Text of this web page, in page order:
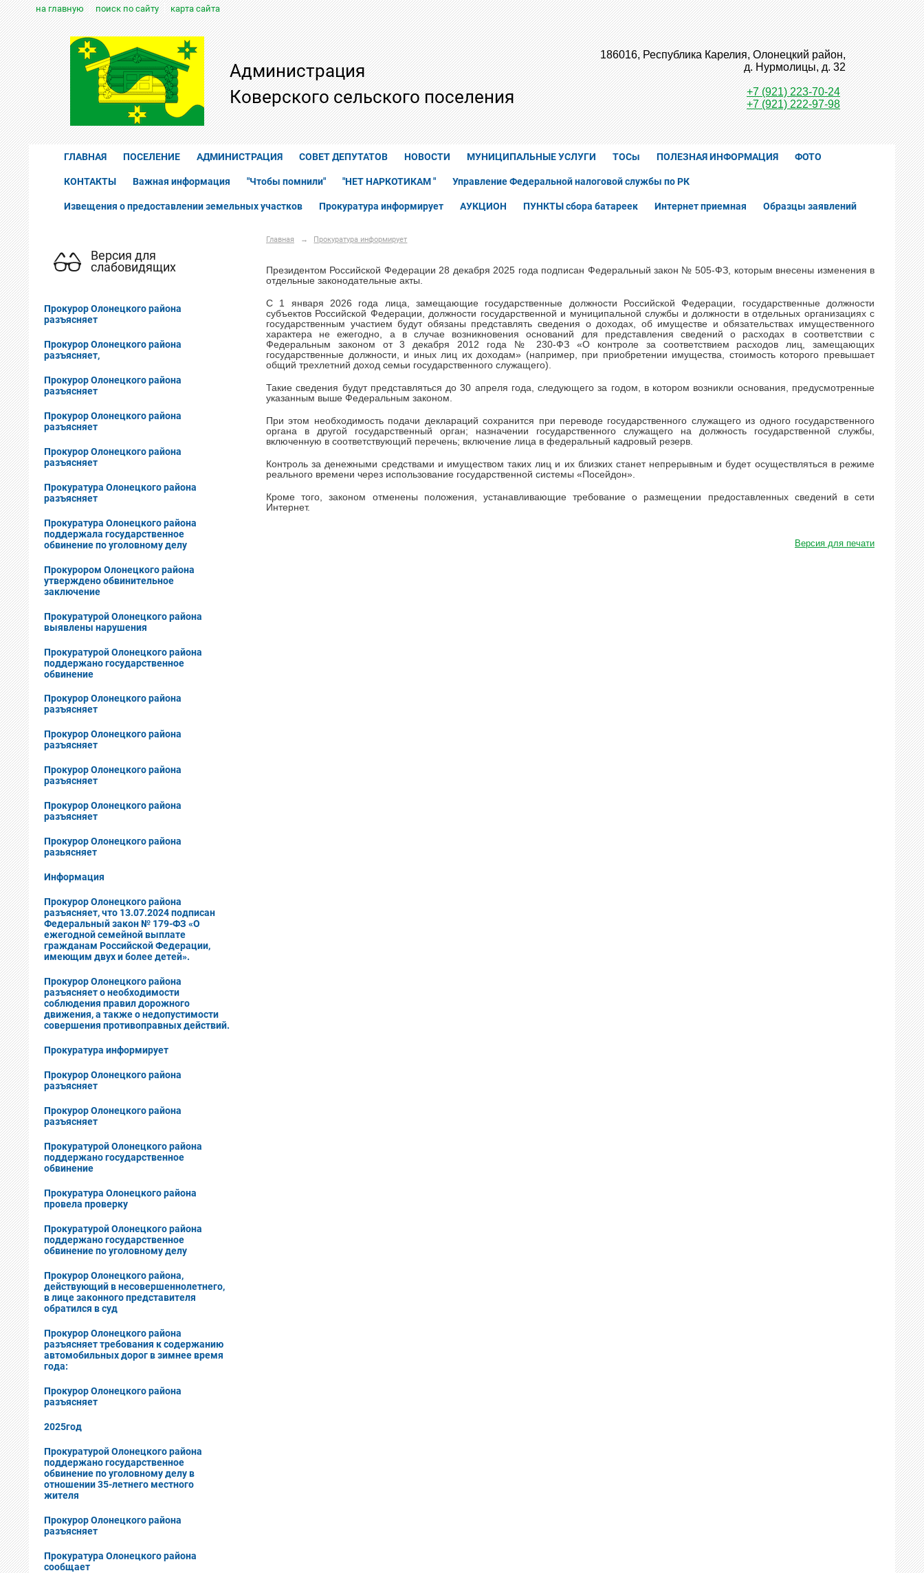
на главную поиск по сайту карта сайта
Администрация
Коверского сельского поселения
186016, Республика Карелия, Олонецкий район,
д. Нурмолицы, д. 32
+7 (921) 223-70-24
+7 (921) 222-97-98
ГЛАВНАЯ ПОСЕЛЕНИЕ АДМИНИСТРАЦИЯ СОВЕТ ДЕПУТАТОВ НОВОСТИ МУНИЦИПАЛЬНЫЕ УСЛУГИ ТОСы ПОЛЕЗНАЯ ИНФОРМАЦИЯ ФОТО
КОНТАКТЫ Важная информация "Чтобы помнили" "НЕТ НАРКОТИКАМ " Управление Федеральной налоговой службы по РК
Извещения о предоставлении земельных участков Прокуратура информирует АУКЦИОН ПУНКТЫ сбора батареек Интернет приемная Образцы заявлений
Версия для
слабовидящих
Прокурор Олонецкого района
разъясняет
Прокурор Олонецкого района
разъясняет,
Прокурор Олонецкого района
разъясняет
Прокурор Олонецкого района
разъясняет
Прокурор Олонецкого района
разъясняет
Прокуратура Олонецкого района
разъясняет
Прокуратура Олонецкого района
поддержала государственное
обвинение по уголовному делу
Прокурором Олонецкого района
утверждено обвинительное
заключение
Прокуратурой Олонецкого района
выявлены нарушения
Прокуратурой Олонецкого района
поддержано государственное
обвинение
Прокурор Олонецкого района
разъясняет
Прокурор Олонецкого района
разъясняет
Прокурор Олонецкого района
разъясняет
Прокурор Олонецкого района
разъясняет
Прокурор Олонецкого района
разьясняет
Информация
Прокурор Олонецкого района
разъясняет, что 13.07.2024 подписан
Федеральный закон № 179-ФЗ «О
ежегодной семейной выплате
гражданам Российской Федерации,
имеющим двух и более детей».
Прокурор Олонецкого района
разъясняет о необходимости
соблюдения правил дорожного
движения, а также о недопустимости
совершения противоправных действий.
Прокуратура информирует
Прокурор Олонецкого района
разъясняет
Прокурор Олонецкого района
разъясняет
Прокуратурой Олонецкого района
поддержано государственное
обвинение
Прокуратура Олонецкого района
провела проверку
Прокуратурой Олонецкого района
поддержано государственное
обвинение по уголовному делу
Прокурор Олонецкого района,
действующий в несовершеннолетнего,
в лице законного представителя
обратился в суд
Прокурор Олонецкого района
разъясняет требования к содержанию
автомобильных дорог в зимнее время
года:
Прокурор Олонецкого района
разъясняет
2025год
Прокуратурой Олонецкого района
поддержано государственное
обвинение по уголовному делу в
отношении 35-летнего местного
жителя
Прокурор Олонецкого района
разъясняет
Прокуратура Олонецкого района
сообщает
Главная → Прокуратура информирует
Президентом Российской Федерации 28 декабря 2025 года подписан Федеральный закон № 505-ФЗ, которым внесены изменения в
отдельные законодательные акты.
С 1 января 2026 года лица, замещающие государственные должности Российской Федерации, государственные должности
субъектов Российской Федерации, должности государственной и муниципальной службы и должности в отдельных организациях с
государственным участием будут обязаны представлять сведения о доходах, об имуществе и обязательствах имущественного
характера не ежегодно, а в случае возникновения оснований для представления сведений о расходах в соответствии с
Федеральным законом от 3 декабря 2012 года № 230-ФЗ «О контроле за соответствием расходов лиц, замещающих
государственные должности, и иных лиц их доходам» (например, при приобретении имущества, стоимость которого превышает
общий трехлетний доход семьи государственного служащего).
Такие сведения будут представляться до 30 апреля года, следующего за годом, в котором возникли основания, предусмотренные
указанным выше Федеральным законом.
При этом необходимость подачи деклараций сохранится при переводе государственного служащего из одного государственного
органа в другой государственный орган; назначении государственного служащего на должность государственной службы,
включенную в соответствующий перечень; включение лица в федеральный кадровый резерв.
Контроль за денежными средствами и имуществом таких лиц и их близких станет непрерывным и будет осуществляться в режиме
реального времени через использование государственной системы «Посейдон».
Кроме того, законом отменены положения, устанавливающие требование о размещении предоставленных сведений в сети
Интернет.
Версия для печати